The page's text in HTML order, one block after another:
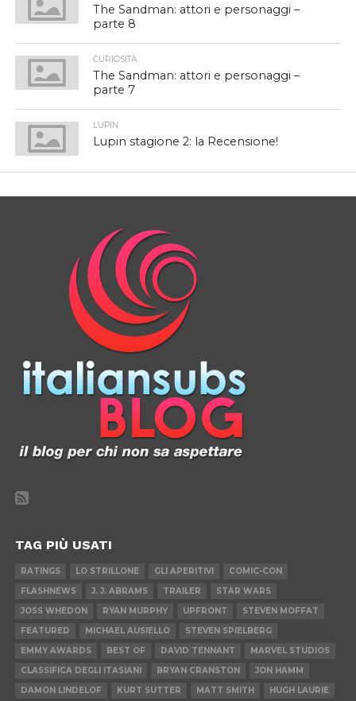
The Sandman: attori e personaggi –
parte 8
CURIOSITÀ
The Sandman: attori e personaggi –
parte 7
LUPIN
Lupin stagione 2: la Recensione!
TAG PIÙ USATI
RATINGS LO STRILLONE GLI APERITIVI
COMIC-CON
FLASHNEWS
J. J. ABRAMS TRAILER
STAR WARS
JOSS WHEDON
RYAN MURPHY UPFRONT
STEVEN MOFFAT
FEATURED
MICHAEL AUSIELLO
STEVEN SPIELBERG
EMMY AWARDS
BEST OF DAVID TENNANT
MARVEL STUDIOS
CLASSIFICA DEGLI ITASIANI
BRYAN CRANSTON
JON HAMM
DAMON LINDELOF
KURT SUTTER MATT SMITH HUGH LAURIE